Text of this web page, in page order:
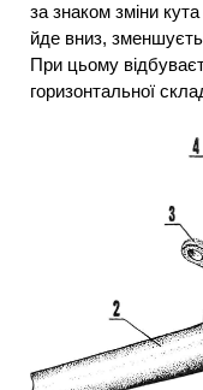
за знаком зміни
йде вниз,
При цьому
горизонтальної